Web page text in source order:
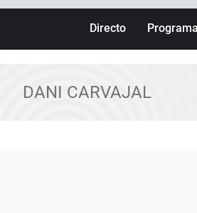
Directo
Julia en la onda
DANI CARVAJAL